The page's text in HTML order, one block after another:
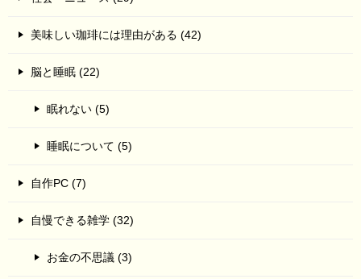
美味しい珈琲には理由がある (42)
脳と睡眠 (22)
眠れない (5)
睡眠について (5)
自作PC (7)
自慢できる雑学 (32)
お金の不思議 (3)